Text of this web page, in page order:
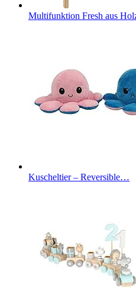
Multifunktion Fresh aus
Kuscheltier – Reversible…